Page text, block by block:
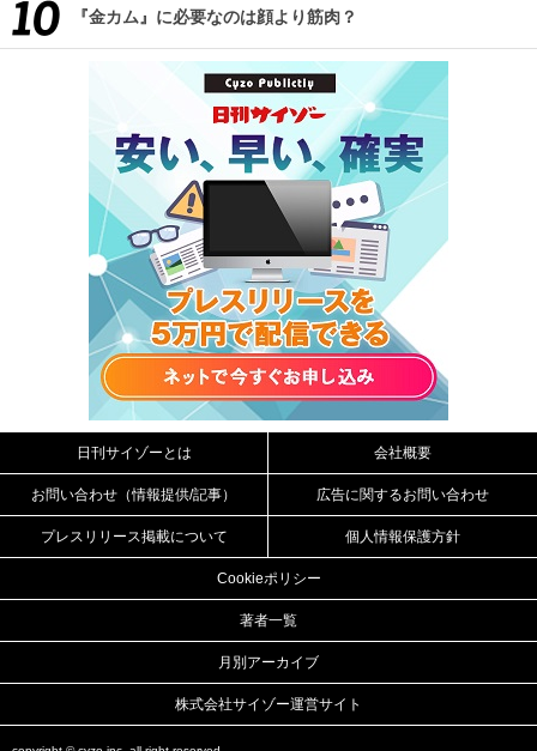
『金カム』に必要なのは顔より筋肉？
日刊サイゾーとは 会社概要
お問い合わせ（情報提供/記事） 広告に関するお問い合わせ
プレスリリース掲載について 個人情報保護方針
Cookieポリシー
著者一覧
月別アーカイブ
株式会社サイゾー運営サイト